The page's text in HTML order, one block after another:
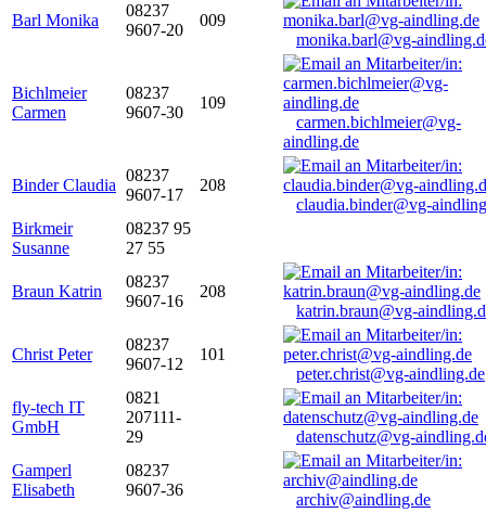
Barl Monika
08237
9607-20
009
monika.barl@vg-
Bichlmeier
Carmen
08237
9607-30
109
carmen.bichlmeier@vg-
aindling.de
Binder Claudia
08237
9607-17
208
claudia.binder@vg-
Birkmeir
Susanne
08237 95
27 55
Braun Katrin
08237
9607-16
208
katrin.braun@vg-
Christ Peter
08237
9607-12
101
peter.christ@vg-aindling.de
fly-tech IT
GmbH
0821
207111-
29
datenschutz@vg-
Gamperl
Elisabeth
08237
9607-36
archiv@aindling.de